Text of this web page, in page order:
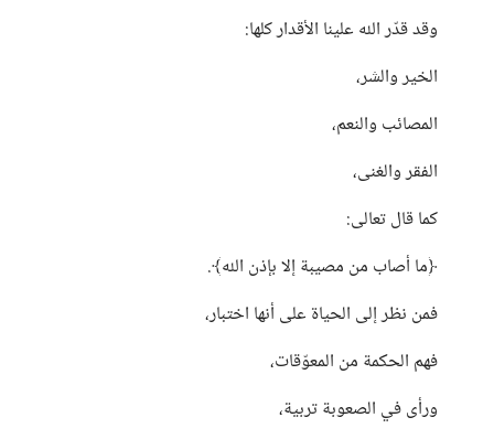
وقد قدّر الله علينا الأقدار كلها:
الخير والشر،
المصائب والنعم،
الفقر والغنى،
كما قال تعالى:
﴿ما أصاب من مصيبة إلا بإذن الله﴾.
فمن نظر إلى الحياة على أنها اختبار،
فهم الحكمة من المعوّقات،
ورأى في الصعوبة تربية،